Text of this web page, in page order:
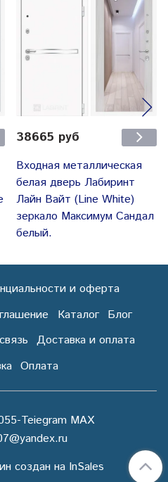
38665 руб
Входная металлическая
белая дверь Лабиринт
Лайн Вайт (Line White)
зеркало Максимум Сандал
белый.
и оферта
Каталог Блог
Доставка и оплата
Оплата
Teiegram МАХ
создан на InSales